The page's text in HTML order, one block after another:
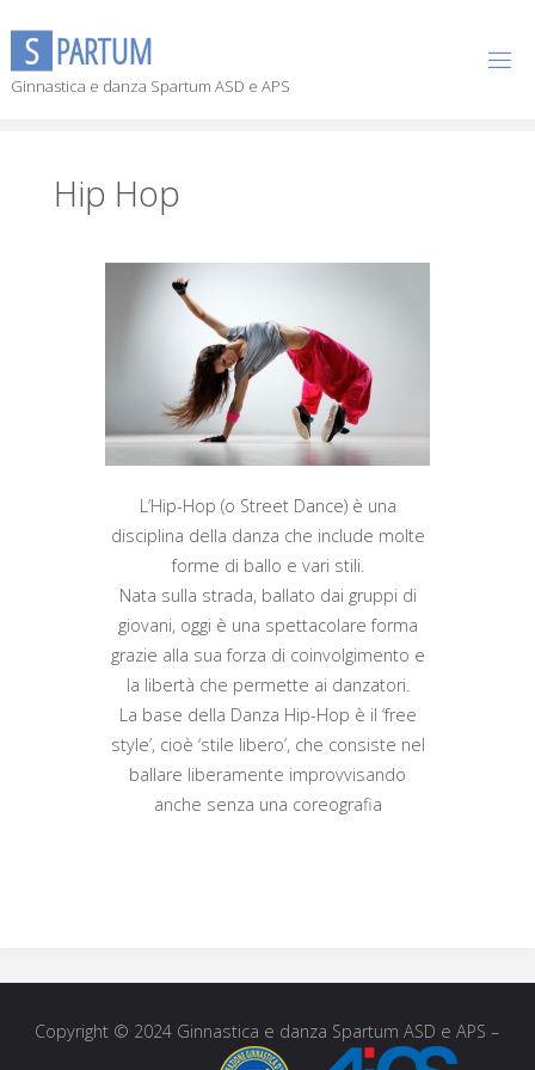
S PARTUM
Ginnastica e danza Spartum ASD e APS
Hip Hop
L’Hip-Hop (o Street Dance) è una
disciplina della danza che include molte
forme di ballo e vari stili.
Nata sulla strada, ballato dai gruppi di
giovani, oggi è una spettacolare forma
grazie alla sua forza di coinvolgimento e
la libertà che permette ai danzatori.
La base della Danza Hip-Hop è il ‘free
style’, cioè ‘stile libero’, che consiste nel
ballare liberamente improvvisando
anche senza una coreografia
Copyright © 2024 Ginnastica e danza Spartum ASD e APS –